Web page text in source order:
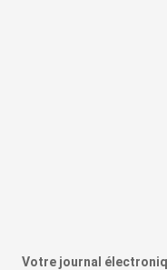
Votre journal